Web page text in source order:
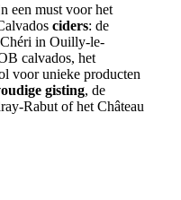
een must voor het
ciders: de
in Ouilly-le-
calvados, het
voor unieke producten
gisting, de
Rabut of het Château